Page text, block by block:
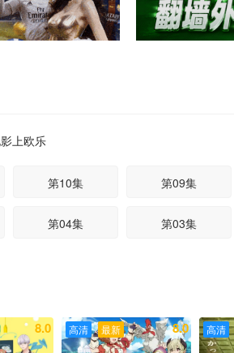
上欧乐
第10集 第09集
第04集 第03集
8.0 最新
高清 8.0 高清